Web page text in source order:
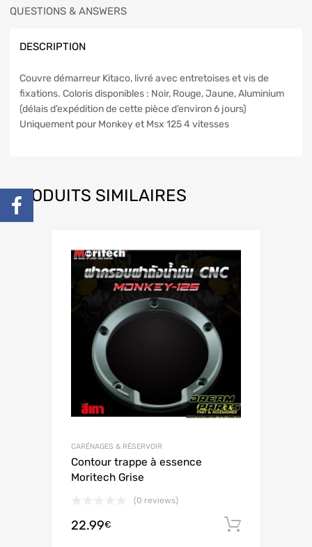
QUESTIONS & ANSWERS
DESCRIPTION
Couvre démarreur Kitaco, livré avec entretoises et vis de
fixations. Coloris disponibles : Noir, Rouge, Jaune, Aluminium
(délais d’expédition de cette pièce d’environ 6 jours)
Uniquement pour Monkey et Msx 125 4 vitesses
PRODUITS SIMILAIRES
CARÉNAGES & RÉSERVOIR
Contour trappe à essence
Moritech Grise
(0 reviews)
22.99€